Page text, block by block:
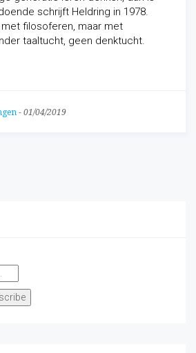
schrijft Heldring in 1978.
filosoferen, maar met
taaltucht, geen denktucht.
- 01/04/2019